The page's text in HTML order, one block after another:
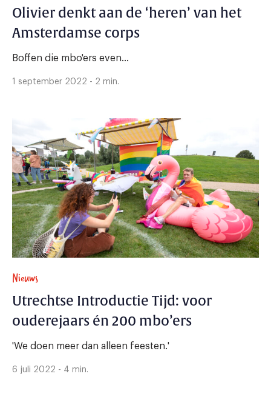
Olivier denkt aan de ‘heren’ van het
Amsterdamse corps
Boffen die mbo'ers even...
1 september 2022 - 2 min.
Nieuws
Utrechtse Introductie Tijd: voor
ouderejaars én 200 mbo’ers
'We doen meer dan alleen feesten.'
6 juli 2022 - 4 min.